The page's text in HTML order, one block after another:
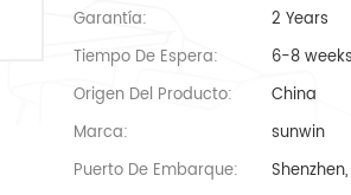
Garantía:
2 Years
Tiempo De Espera:
6-8 weeks
Origen Del Producto:
China
Marca:
sunwin
Puerto De Embarque: